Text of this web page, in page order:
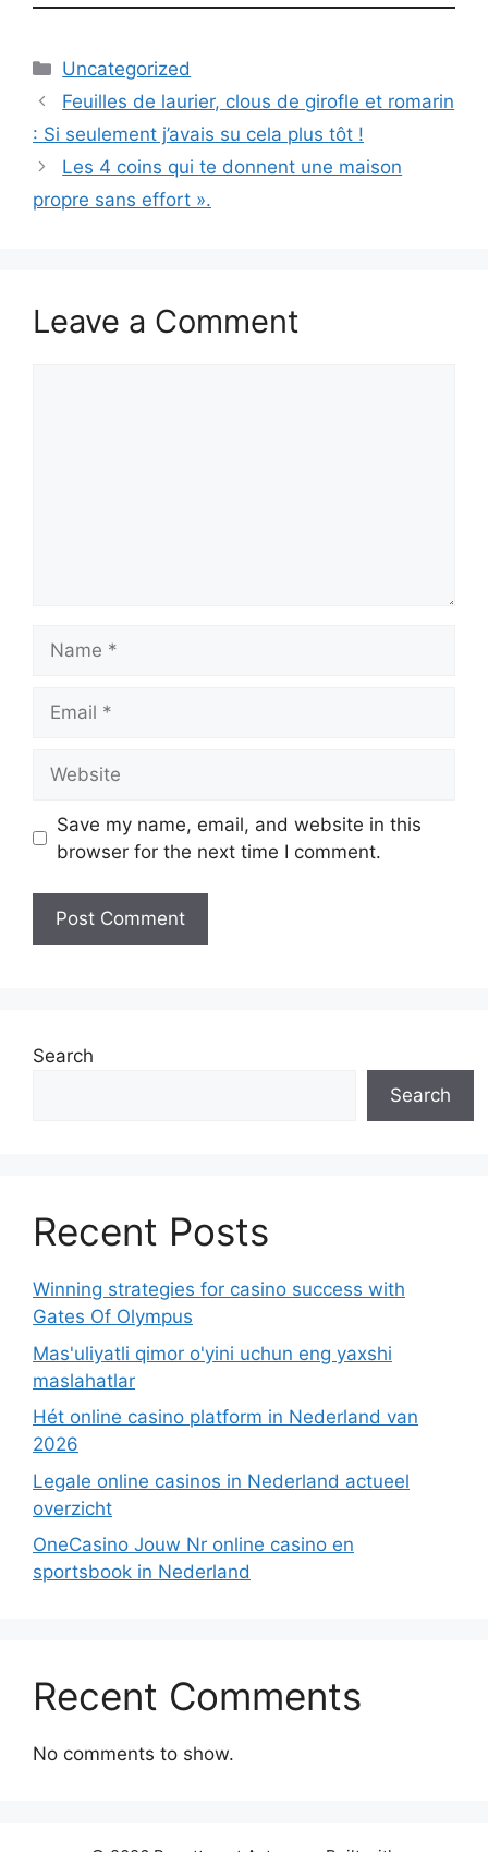
Categories
Uncategorized
Feuilles de laurier, clous de girofle et romarin
: Si seulement j’avais su cela plus tôt !
Les 4 coins qui te donnent une maison
propre sans effort ».
Leave a Comment
Save my name, email, and website in this
browser for the next time I comment.
Search
Search
Recent Posts
Winning strategies for casino success with
Gates Of Olympus
Mas'uliyatli qimor o'yini uchun eng yaxshi
maslahatlar
Hét online casino platform in Nederland van
2026
Legale online casinos in Nederland actueel
overzicht
OneCasino Jouw Nr online casino en
sportsbook in Nederland
Recent Comments
No comments to show.